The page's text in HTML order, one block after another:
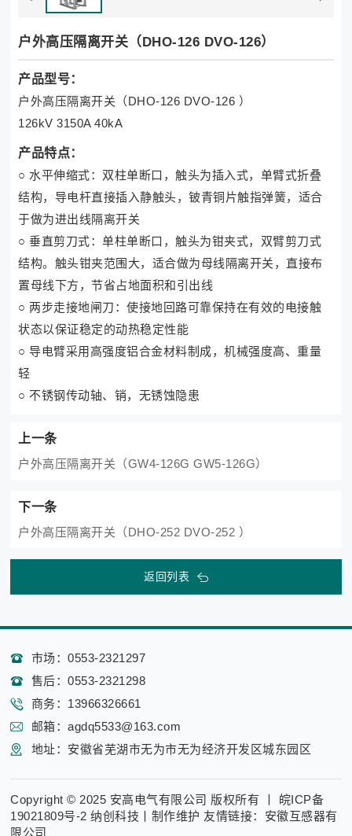
户外高压隔离开关（DHO-126 DVO-126）
产品型号：
户外高压隔离开关（DHO-126 DVO-126 ）
126kV 3150A 40kA
产品特点：
○ 水平伸缩式：双柱单断口，触头为插入式，单臂式折叠
结构，导电杆直接插入静触头，铍青铜片触指弹簧，适合
于做为进出线隔离开关
○垂直剪刀式：单柱单断口，触头为钳夹式，双臂剪刀式
结构。触头钳夹范围大，适合做为母线隔离开关，直接布
置母线下方，节省占地面积和引出线
○ 两步走接地闸刀：使接地回路可靠保持在有效的电接触
状态以保证稳定的动热稳定性能
○ 导电臂采用高强度铝合金材料制成，机械强度高、重量
轻
○不锈钢传动轴、销，无锈蚀隐患
上一条
户外高压隔离开关（GW4-126G GW5-126G）
下一条
户外高压隔离开关（DHO-252 DVO-252 ）
返回列表
市场：0553-2321297
售后：0553-2321298
商务：13966326661
邮箱：agdq5533@163.com
地址：安徽省芜湖市无为市无为经济开发区城东园区
Copyright © 2025 安高电气有限公司 版权所有 丨 皖ICP备
19021809号-2 纳创科技丨制作维护 友情链接： 安徽互感器有
限公司